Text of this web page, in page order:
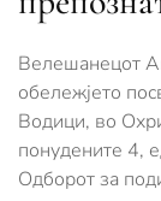
Велешанецот
обележјето
Водици, во
понудените 4,
Одборот за